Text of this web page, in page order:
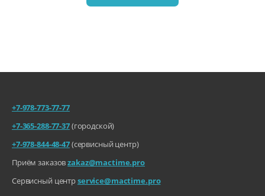
+7-978-773-77-77
+7-365-288-77-37(городской)
+7-978-844-48-47(сервисный центр)
Приём заказовzakaz@mactime.pro
Сервисный центрservice@mactime.pro